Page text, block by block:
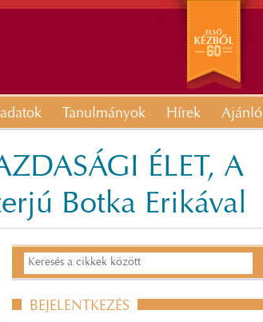
Tanulmányok Hírek Ajánló
ÉLET, A
Botka Erikával
BEJELENTKEZÉS